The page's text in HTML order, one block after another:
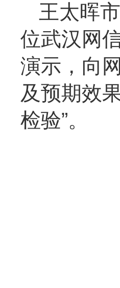
王太晖
位武汉网
演示，向
及预期效
检验”。